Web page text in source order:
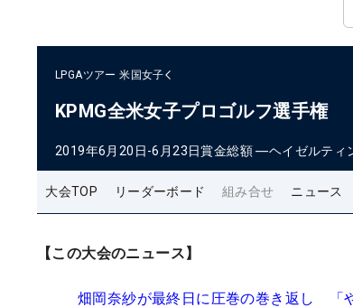
LPGAツアー 米国女子
KPMG全米女子プロゴルフ選手権
2019年6月20日-6月23日賞金総額 ―ヘイゼルティ
大会TOP リーダーボード 組み合せ ニュース
【この大会のニュース】
畑岡奈紗が最終日に圧巻の巻き返し 「